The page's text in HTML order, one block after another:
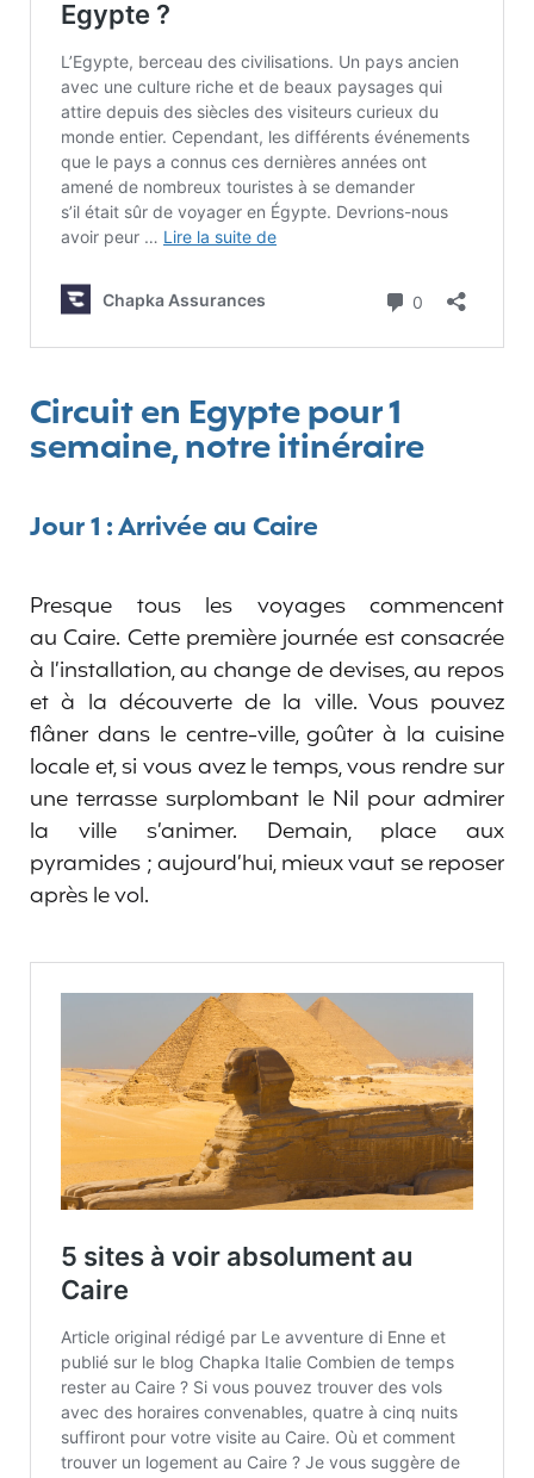
Circuit en Egypte pour 1
semaine, notre itinéraire
Jour 1 : Arrivée au Caire
Presque tous les voyages commencent
au Caire. Cette première journée est consacrée
à l’installation, au change de devises, au repos
et à la découverte de la ville. Vous pouvez
flâner dans le centre-ville, goûter à la cuisine
locale et, si vous avez le temps, vous rendre sur
une terrasse surplombant le Nil pour admirer
la ville s’animer. Demain, place aux
pyramides ; aujourd’hui, mieux vaut se reposer
après le vol.